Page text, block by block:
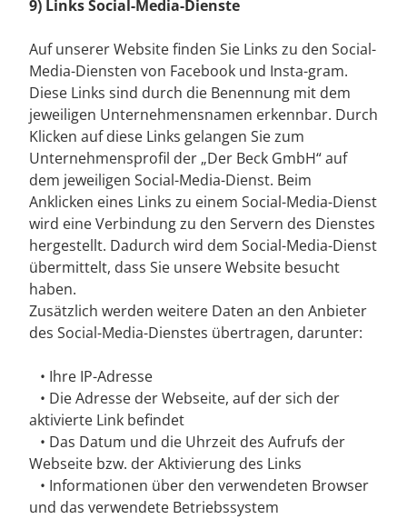
9) Links Social-Media-Dienste
Auf unserer Website finden Sie Links zu den Social-
Media-Diensten von Facebook und Insta-gram.
Diese Links sind durch die Benennung mit dem
jeweiligen Unternehmensnamen erkennbar. Durch
Klicken auf diese Links gelangen Sie zum
Unternehmensprofil der „Der Beck GmbH“ auf
dem jeweiligen Social-Media-Dienst. Beim
Anklicken eines Links zu einem Social-Media-Dienst
wird eine Verbindung zu den Servern des Dienstes
hergestellt. Dadurch wird dem Social-Media-Dienst
übermittelt, dass Sie unsere Website besucht
haben.
Zusätzlich werden weitere Daten an den Anbieter
des Social-Media-Dienstes übertragen, darunter:
• Ihre IP-Adresse
• Die Adresse der Webseite, auf der sich der
aktivierte Link befindet
• Das Datum und die Uhrzeit des Aufrufs der
Webseite bzw. der Aktivierung des Links
• Informationen über den verwendeten Browser
und das verwendete Betriebssystem